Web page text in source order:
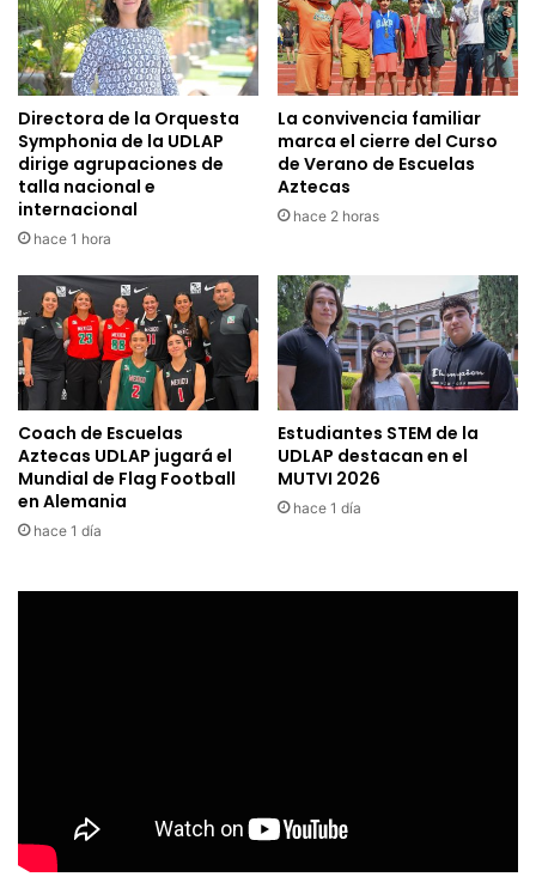
Directora de la Orquesta
Symphonia de la UDLAP
dirige agrupaciones de
talla nacional e
internacional
hace 1 hora
La convivencia familiar
marca el cierre del Curso
de Verano de Escuelas
Aztecas
hace 2 horas
Coach de Escuelas
Aztecas UDLAP jugará el
Mundial de Flag Football
en Alemania
hace 1 día
Estudiantes STEM de la
UDLAP destacan en el
MUTVI 2026
hace 1 día